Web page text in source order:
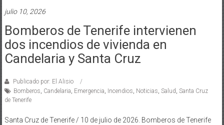
julio 10, 2026
Bomberos de Tenerife intervienen
dos incendios de vivienda en
Candelaria y Santa Cruz
Publicado por: El Alisio
Bomberos, Candelaria, Emergencia, Incendios, Noticias, Salud, Santa Cruz
de Tenerife
Santa Cruz de Tenerife / 10 de julio de 2026. Bomberos de Tenerife